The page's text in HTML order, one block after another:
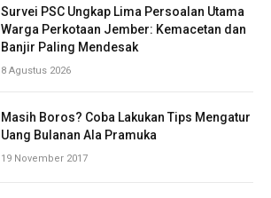
Survei PSC Ungkap Lima Persoalan Utama
Warga Perkotaan Jember: Kemacetan dan
Banjir Paling Mendesak
8 Agustus 2026
Masih Boros? Coba Lakukan Tips Mengatur
Uang Bulanan Ala Pramuka
19 November 2017